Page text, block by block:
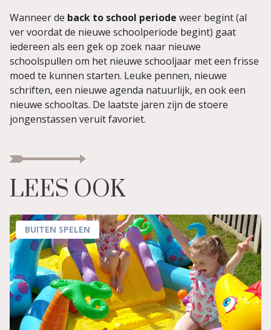
Wanneer de back to school periode weer begint (al
ver voordat de nieuwe schoolperiode begint) gaat
iedereen als een gek op zoek naar nieuwe
schoolspullen om het nieuwe schooljaar met een frisse
moed te kunnen starten. Leuke pennen, nieuwe
schriften, een nieuwe agenda natuurlijk, en ook een
nieuwe schooltas. De laatste jaren zijn de stoere
jongenstassen veruit favoriet.
LEES OOK
BUITEN SPELEN